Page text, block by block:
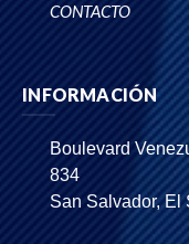
CONTACTO
INFORMACIÓN
Boulevard
834
San Salvador, El